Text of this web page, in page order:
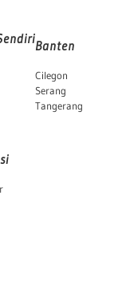
Banten
Cilegon
Serang
Tangerang